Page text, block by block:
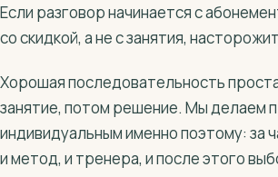
Если разговор начинается с
со скидкой, а не с занятия,
Хорошая последовательность
занятие, потом решение. Мы делаем
индивидуальным именно поэтому: за
и метод, и тренера, и после этого